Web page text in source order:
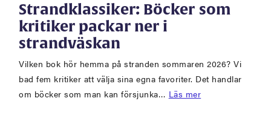
Strandklassiker: Böcker som
kritiker packar ner i
strandväskan
Vilken bok hör hemma på stranden sommaren 2026? Vi
bad fem kritiker att välja sina egna favoriter. Det handlar
om böcker som man kan försjunka… Läs mer